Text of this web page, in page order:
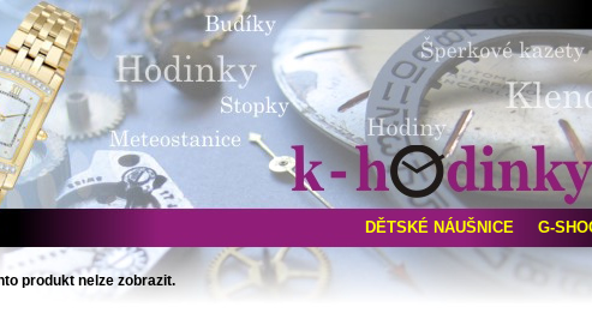
produkt nelze zobrazit.
DĚTSKÉ NÁUŠNICE G-